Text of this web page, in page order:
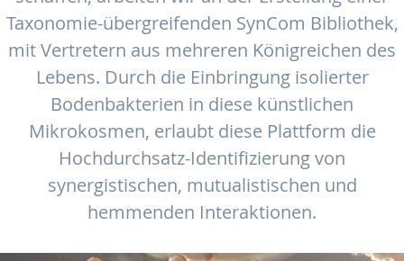
Taxonomie-übergreifenden SynCom Bibliothek,
mit Vertretern aus mehreren Königreichen des
Lebens. Durch die Einbringung isolierter
Bodenbakterien in diese künstlichen
Mikrokosmen, erlaubt diese Plattform die
Hochdurchsatz-Identifizierung von
synergistischen, mutualistischen und
hemmenden Interaktionen.